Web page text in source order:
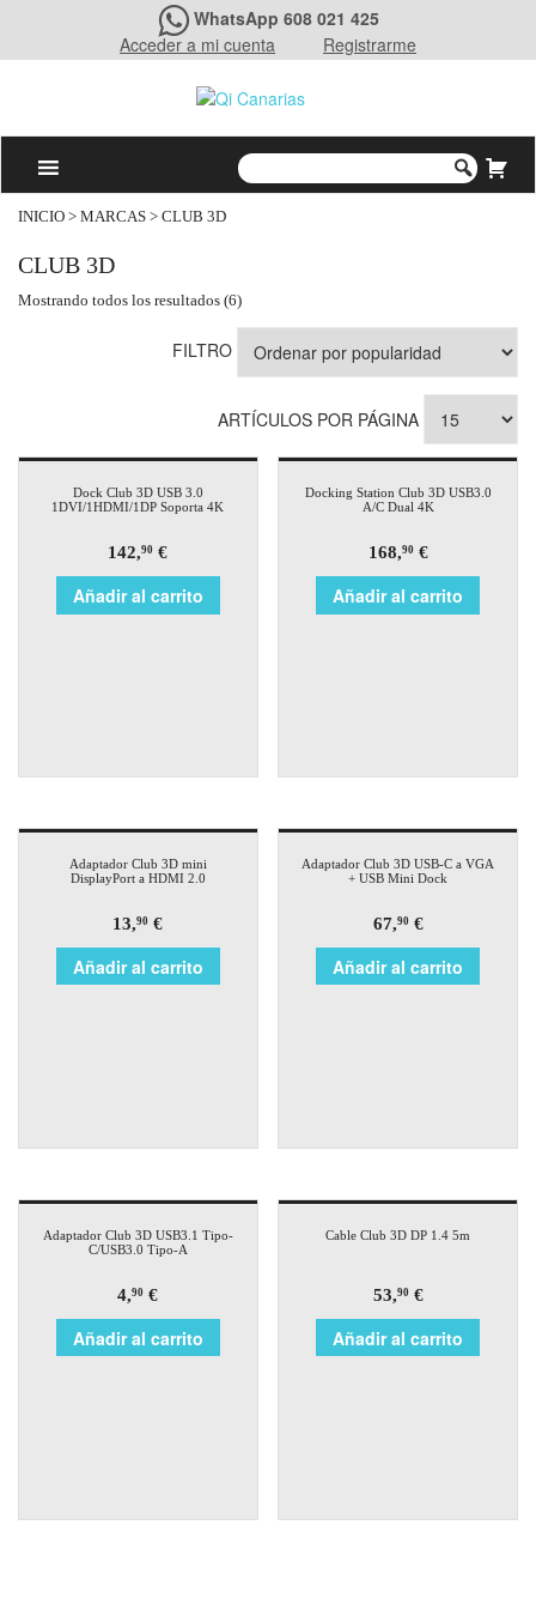
WhatsApp 608 021 425
Acceder a mi cuenta
Registrarme
INICIO > MARCAS > CLUB 3D
CLUB 3D
Mostrando todos los resultados (6)
FILTRO
ARTÍCULOS POR PÁGINA
Dock Club 3D USB 3.0
1DVI/1HDMI/1DP Soporta 4K
142,90 €
Añadir al carrito
Docking Station Club 3D USB3.0
A/C Dual 4K
168,90€
Añadir al carrito
Adaptador Club 3D mini
DisplayPort a HDMI 2.0
13,90 €
Añadir al carrito
Adaptador Club 3D USB-C a VGA
+ USB Mini Dock
67,90€
Añadir al carrito
Adaptador Club 3D USB3.1 Tipo-
C/USB3.0 Tipo-A
4,90 €
Añadir al carrito
Cable Club 3D DP 1.4 5m
53,90€
Añadir al carrito